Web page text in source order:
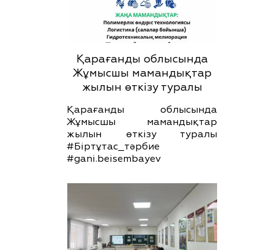
Қарағанды облысында
Жұмысшы мамандықтар
жылын өткізу туралы
Қарағанды облысында
Жұмысшы мамандықтар
жылын өткізу туралы
#Біртұтас_тәрбие
#gani.beisembayev